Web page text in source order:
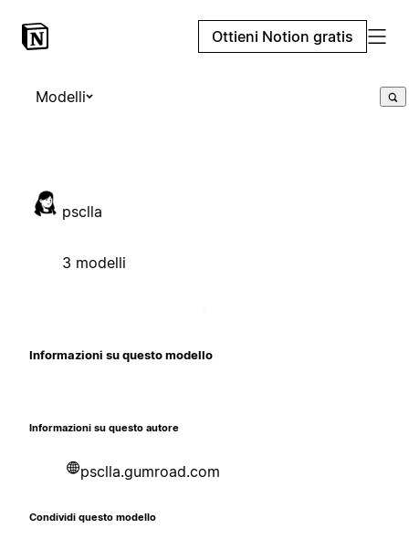
Ottieni Notion gratis
Modelli
psclla
3 modelli
Informazioni su questo modello
Informazioni su questo autore
psclla.gumroad.com
Condividi questo modello